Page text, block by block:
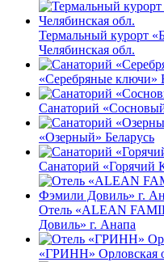
Термальный курорт
Челябинская обл.
«Серебряные ключи»
Санаторий
«Озерный» Беларусь
Санаторий «Горячий
Отель «ALEAN
Довиль» г. Анапа
«ГРИНН» Орловская